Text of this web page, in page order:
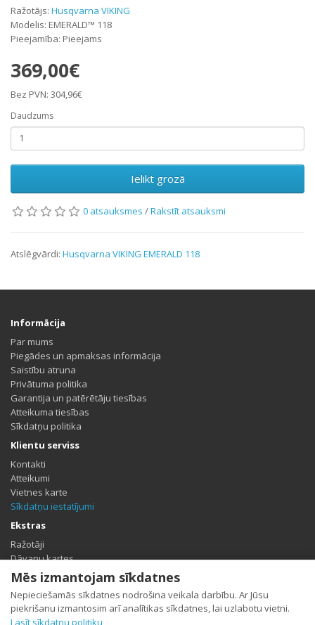
Ražotājs: Husqvarna VIKING
Modelis: EMERALD™ 118
Pieejamība: Pieejams
369,00€
Bez PVN: 304,96€
Daudzums
Ielikt grozā
0 atsauksmes /Rakstīt atsauksmi
Atslēgvārdi: Husqvarna VIKING EMERALD 118
Informācija
Par mums
Piegādes un apmaksas informācija
Saistību atruna
Privātuma politika
Garantija un patērētāju tiesības
Atteikuma tiesības
Sīkdatņu politika
Klientu serviss
Kontakti
Atteikumi
Vietnes karte
Sīkdatņu iestatījumi
Ekstras
Ražotāji
Dāvanu kartes
Partneris
Īpašais piedāvājums
Profils
Mēs izmantojam sīkdatnes
Nepieciešamās sīkdatnes nodrošina veikala darbību. Ar Jūsu
piekrišanu izmantosim arī analītikas sīkdatnes, lai uzlabotu vietni.
Lasīt sīkdatņu politiku